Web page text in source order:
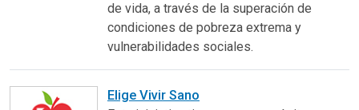
de vida, a través de la superación de
condiciones de pobreza extrema y
vulnerabilidades sociales.
Elige Vivir Sano